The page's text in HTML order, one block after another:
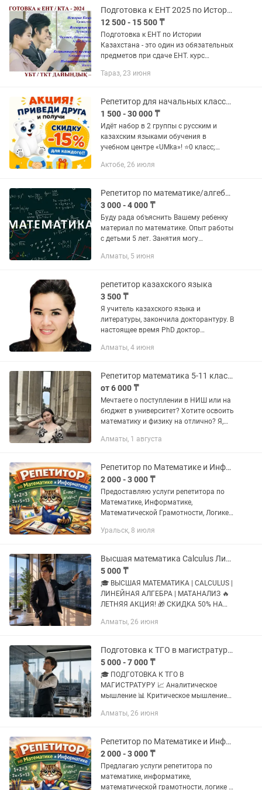
Подготовка к ЕНТ 2025 по Истории и Обществоведению
12 500 - 15 500 ₸
Подготовка к ЕНТ по Истории
Казахстана - это один из обязательных
предметов при сдаче ЕНТ. курс
по 11 класс, начиная с древних племён
Тараз, 23 июня
Репетитор для начальных классов
1 500 - 30 000 ₸
Идёт набор в 2 группы с русским и
казахским языками обучения в
учебном центре «UMka»! ⭐0 класс;
русский язык обучения); ⭐ Группа
язык...
Актобе, 26 июля
Репетитор по математике/алгебре/геометрии
3 000 - 4 000 ₸
Буду рада объяснить Вашему ребенку
материал по математике. Опыт работы
с детьми 5 лет. Занятия могу
Обучение исключительно на русском
Алматы, 5 июня
репетитор казахского языка
3 500 ₸
Я учитель казахского языка и
литературы, закончила докторантуру. В
настоящее время PhD доктор
опытом работы с детьми и со
русским,...
Алматы, 4 июня
Репетитор математика 5-11 классы, подготовка к ент
от 6 000 ₸
Мечтаете о поступлении в НИШ или на
бюджет в университет? Хотите освоить
математику и физику на отлично? Я,
просто хороших, а потрясающих
Алматы, 1 августа
Репетитор по Математике и Информатике, Подготовка к ЕНТ (ОНЛАЙН)
2 000 - 3 000 ₸
Предоставляю услуги репетитора по
Математике, Информатике,
Математической Грамотности, Логике
формате О себе: • Работал
образовательных...
Уральск, 8 июля
Высшая математика Calculus Линейная алгебра Матанализ Онлайн Репетитор
5 000 ₸
🎓 ВЫСШАЯ МАТЕМАТИКА | CALCULUS |
ЛИНЕЙНАЯ АЛГЕБРА | МАТАНАЛИЗ 🔥
ЛЕТНЯЯ АКЦИЯ! 🎁 СКИДКА 50% НА
ОПЛАТЕ МЕСЯЧНОГО КУРСА
математикой в...
Алматы, 26 июня
Подготовка к ТГО в магистратуру Аналитическое и критическое мышление Алматы
5 000 - 7 000 ₸
🎓 ПОДГОТОВКА К ТГО В
МАГИСТРАТУРУ 📈 Аналитическое
мышление 📊 Критическое мышление
ПЕРВОЕ ЗАНЯТИЕ 🎁 СКИДКА 10% ПРИ
Планируете поступать в...
Алматы, 26 июня
Репетитор по Математике и Информатике, Подготовка к ЕНТ (ОНЛАЙН)
2 000 - 3 000 ₸
Предлагаю услуги репетитора по
математике, информатике,
математической грамотности, логике и